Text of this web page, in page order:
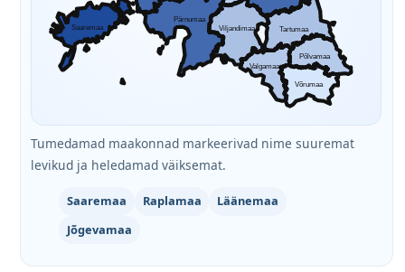
Saaremaa
Pärnumaa
Viljandimaa
Tartumaa
Põlvamaa
Võrumaa
Valgamaa
Tumedamad maakonnad markeerivad nime suuremat
levikud ja heledamad väiksemat.
Saaremaa Raplamaa
Läänemaa
Jõgevamaa